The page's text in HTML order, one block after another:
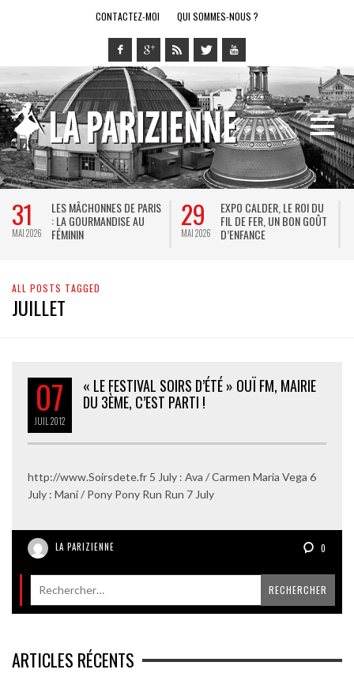
CONTACTEZ-MOI QUI SOMMES-NOUS ?
31
MAI 2026
LES MÂCHONNES DE PARIS
: LA GOURMANDISE AU
FÉMININ
29
MAI 2026
EXPO CALDER, LE ROI DU
FIL DE FER, UN BON GOÛT
D’ENFANCE
ALL POSTS TAGGED
JUILLET
07
JUIL 2012
« LE FESTIVAL SOIRS D’ÉTÉ » OUÏ FM, MAIRIE
DU 3ÈME, C’EST PARTI !
http://www.Soirsdete.fr 5 July : Ava / Carmen Maria Vega 6
July : Mani / Pony Pony Run Run 7 July
LA PARIZIENNE 0
ARTICLES RÉCENTS